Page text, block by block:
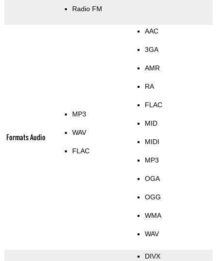
Radio FM
Formats Audio
MP3
WAV
FLAC
AAC
3GA
AMR
RA
FLAC
MID
MIDI
MP3
OGA
OGG
WMA
WAV
DIVX